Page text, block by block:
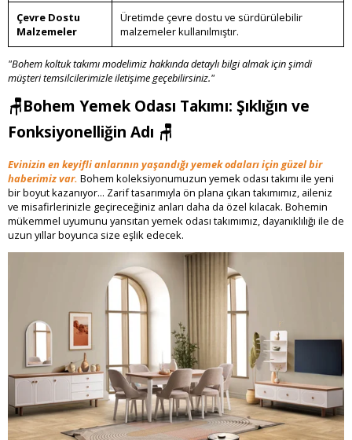
Çevre Dostu
Malzemeler
Üretimde çevre dostu ve sürdürülebilir
malzemeler kullanılmıştır.
"Bohem koltuk takımı modelimiz hakkında detaylı bilgi almak için şimdi
müşteri temsilcilerimizle iletişime geçebilirsiniz."
🪑Bohem Yemek Odası Takımı: Şıklığın ve
Fonksiyonelliğin Adı 🪑
Evinizin en keyifli anlarının yaşandığı yemek odaları için güzel bir
haberimiz var. Bohem koleksiyonumuzun yemek odası takımı ile yeni
bir boyut kazanıyor... Zarif tasarımıyla ön plana çıkan takımımız, aileniz
ve misafirlerinizle geçireceğiniz anları daha da özel kılacak. Bohemin
mükemmel uyumunu yansıtan yemek odası takımımız, dayanıklılığı ile de
uzun yıllar boyunca size eşlik edecek.